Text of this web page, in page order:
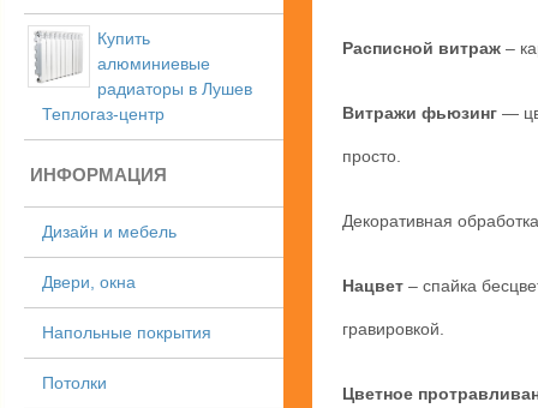
Купить
алюминиевые
радиаторы в Лушев
Теплогаз-центр
ИНФОРМАЦИЯ
Дизайн и мебель
Двери, окна
Напольные покрытия
Потолки
Расписной витраж –
Витражи фьюзинг —
просто.
Декоративная
Нацвет – спайка
гравировкой.
Цветное